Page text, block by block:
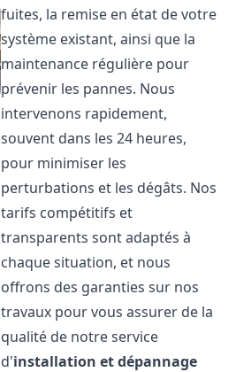
fuites, la remise en état de votre
système existant, ainsi que la
maintenance régulière pour
prévenir les pannes. Nous
intervenons rapidement,
souvent dans les 24 heures,
pour minimiser les
perturbations et les dégâts. Nos
tarifs compétitifs et
transparents sont adaptés à
chaque situation, et nous
offrons des garanties sur nos
travaux pour vous assurer de la
qualité de notre service
d'installation et dépannage